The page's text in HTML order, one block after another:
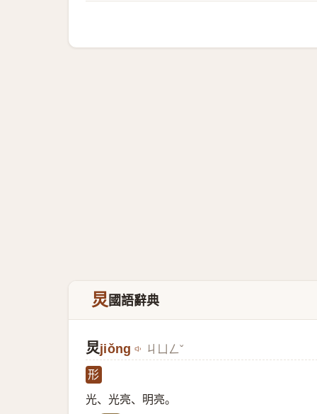
炅國語辭典
炅jiǒng ㄐㄩㄥˇ
形
光、光亮、明亮。